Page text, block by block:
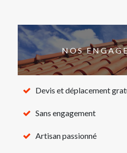
NOS
Devis et déplacement
Sans engagement
Artisan passionné